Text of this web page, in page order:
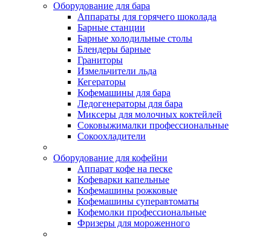
Оборудование для бара
Аппараты для горячего шоколада
Барные станции
Барные холодильные столы
Блендеры барные
Граниторы
Измельчители льда
Кегераторы
Кофемашины для бара
Ледогенераторы для бара
Миксеры для молочных коктейлей
Соковыжималки профессиональные
Сокоохладители
Оборудование для кофейни
Аппарат кофе на песке
Кофеварки капельные
Кофемашины рожковые
Кофемашины суперавтоматы
Кофемолки профессиональные
Фризеры для мороженного